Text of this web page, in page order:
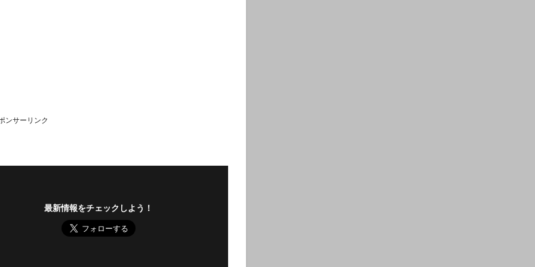
ンサーリンク
最新情報をチェックしよう！